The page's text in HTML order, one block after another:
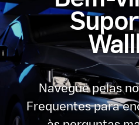
Navegue pelas
Frequentes para